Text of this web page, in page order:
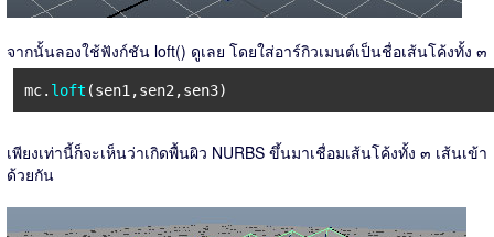
จากนั้นลองใช้ฟังก์ชัน loft() ดูเลย โดยใส่อาร์กิวเมนต์เป็นชื่อเส้นโค้งทั้ง ๓
mc. loft (sen1,sen2,sen3)
เพียงเท่านี้ก็จะเห็นว่าเกิดพื้นผิว NURBS ขึ้นมาเชื่อมเส้นโค้งทั้ง ๓ เส้นเข้า
ด้วยกัน